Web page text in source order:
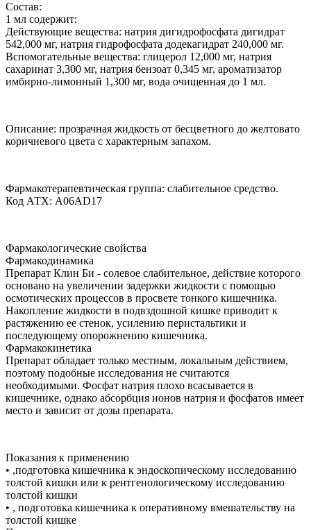
Состав:
1 мл содержит:
Действующие вещества: натрия дигидрофосфата дигидрат
542,000 мг, натрия гидрофосфата додекагидрат 240,000 мг.
Вспомогательные вещества: глицерол 12,000 мг, натрия
сахаринат 3,300 мг, натрия бензоат 0,345 мг, ароматизатор
имбирно-лимонный 1,300 мг, вода очищенная до 1 мл.
Описание: прозрачная жидкость от бесцветного до желтовато
коричневого цвета с характерным запахом.
Фармакотерапевтическая группа: слабительное средство.
Код АТХ: A06AD17
Фармакологические свойства
Фармакодинамика
Препарат Клин Би - солевое слабительное, действие которого
основано на увеличении задержки жидкости с помощью
осмотических процессов в просвете тонкого кишечника.
Накопление жидкости в подвздошной кишке приводит к
растяжению ее стенок, усилению перистальтики и
последующему опорожнению кишечника.
Фармакокинетика
Препарат обладает только местным, локальным действием,
поэтому подобные исследования не считаются
необходимыми. Фосфат натрия плохо всасывается в
кишечнике, однако абсорбция ионов натрия и фосфатов имеет
место и зависит от дозы препарата.
Показания к применению
• ,подготовка кишечника к эндоскопическому исследованию
толстой кишки или к рентгенологическому исследованию
толстой кишки
• , подготовка кишечника к оперативному вмешательству на
толстой кишке